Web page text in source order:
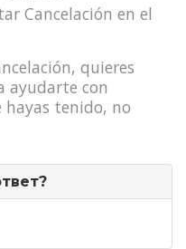
Cancelación en el
quieres
ayudarte con
tenido, no